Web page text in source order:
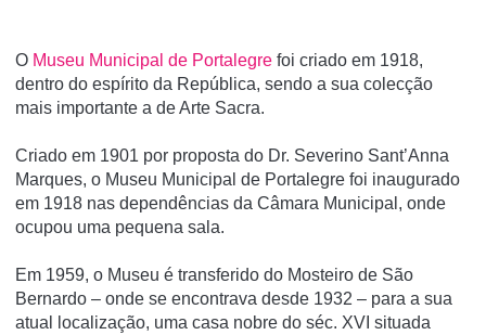
O Museu Municipal de Portalegre foi criado em 1918,
dentro do espí­rito da República, sendo a sua colecção
mais importante a de Arte Sacra.
Criado em 1901 por proposta do Dr. Severino Sant’Anna
Marques, o Museu Municipal de Portalegre foi inaugurado
em 1918 nas dependências da Câmara Municipal, onde
ocupou uma pequena sala.
Em 1959, o Museu é transferido do Mosteiro de São
Bernardo – onde se encontrava desde 1932 – para a sua
atual localização, uma casa nobre do séc. XVI situada